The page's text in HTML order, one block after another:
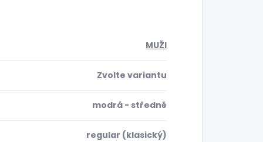
MUŽI
Zvolte variantu
modrá - středně
regular (klasický)